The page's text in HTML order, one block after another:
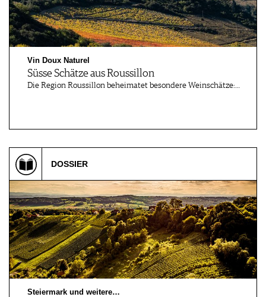
Vin Doux Naturel
Süsse Schätze aus Roussillon
Die Region Roussillon beheimatet besondere Weinschätze:…
DOSSIER
Steiermark und weitere…